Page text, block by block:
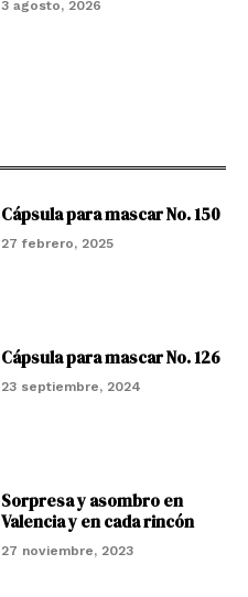
3 agosto, 2026
Cápsula para mascar No. 150
27 febrero, 2025
Cápsula para mascar No. 126
23 septiembre, 2024
Sorpresa y asombro en
Valencia y en cada rincón
27 noviembre, 2023